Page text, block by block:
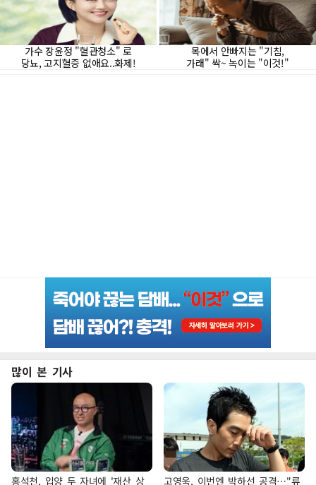
많이 본 기사
홍석천, 입양 두 자녀에 '재산 상 고영욱, 이번엔 박하선 공격…"류